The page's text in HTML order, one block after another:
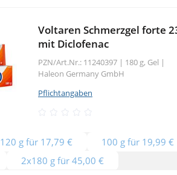
Voltaren Schmerzgel forte
mit Diclofenac
PZN/Art.Nr.: 11240397 | 180 g, Gel |
Haleon Germany GmbH
Pflichtangaben
120 g für 17,79 € 100 g für 19,99 €
2x180 g für 45,00 €